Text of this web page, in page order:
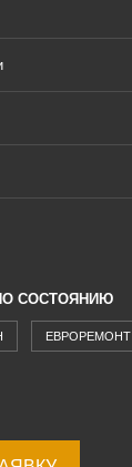
СОСТОЯНИЮ
ЕВРОРЕМОНТ